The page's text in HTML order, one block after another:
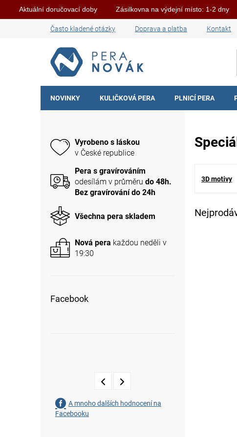
Aktuální doručovací doby Zásilkovna na výdejní místo: 1-2 dny
Často kladené otázky Doprava a platba Kontakt
NOVINKY KULIČKOVÁ PERA PLNICÍ PERA
Vyrobeno s láskou
v České republice
Pera s gravírováním
odesílám v průměru do 48h.
Bez gravírování do 24h
Všechna pera skladem
Nová pera každou neděli v
19:30
Facebook
A mnoho dalších hodnocení na
Facebooku
3D motivy